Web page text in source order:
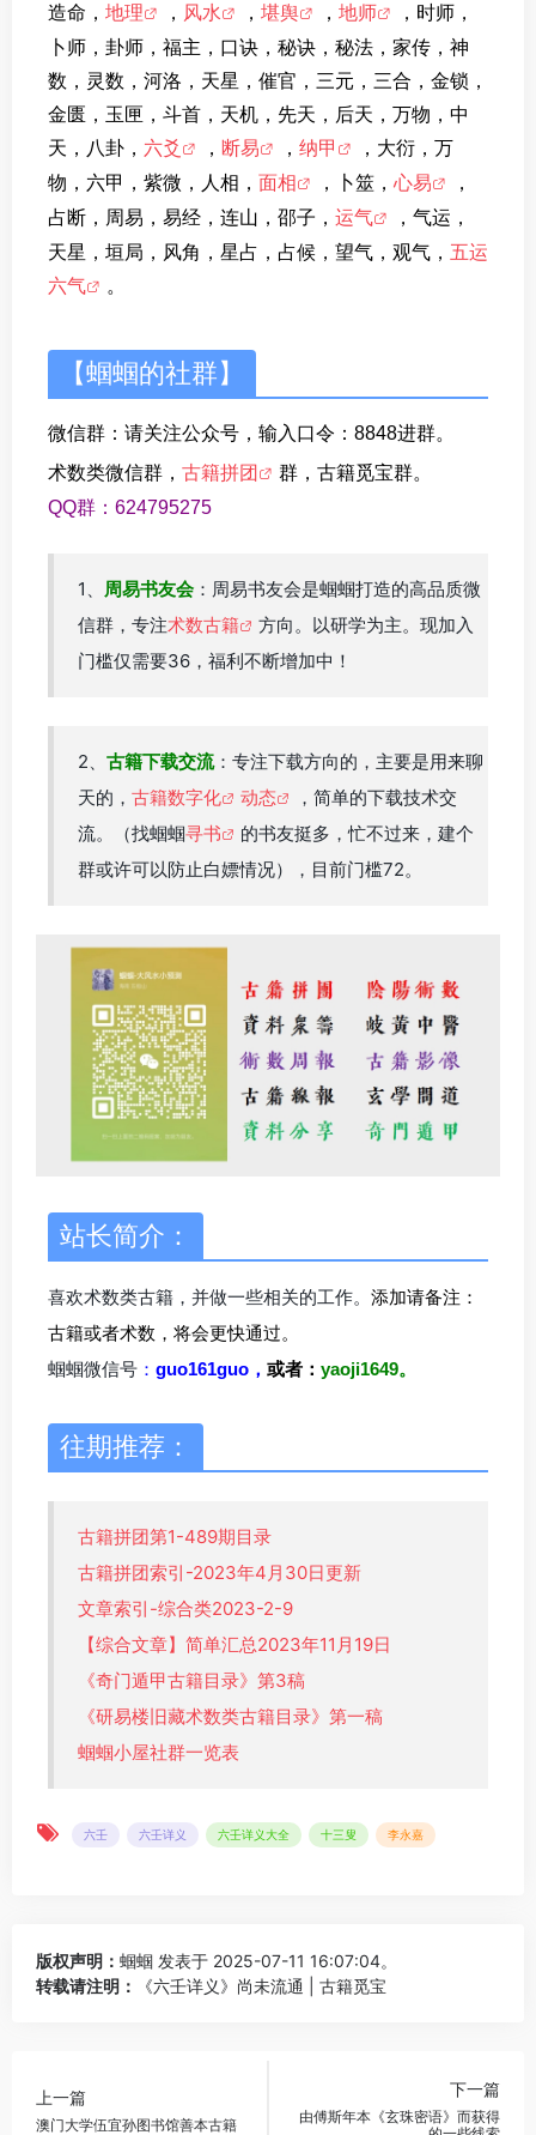
造命， 地理 ， 风水 ， 堪舆 ， 地师
，时师，
卜师，卦师，福主，口诀，秘诀，秘法，家传，神
数，灵数，河洛，天星，催官，三元，三合，金锁，
金匮，玉匣，斗首，天机，先天，后天，万物，中
天，八卦， 六爻 ， 断易 ， 纳甲
，大衍，万
物，六甲，紫微，人相， 面相 ，卜筮， 心易
，
占断，周易，易经，连山，邵子， 运气
，气运，
天星，垣局，风角，星占，占候，望气，观气， 五运
六气
。
【蝈蝈的社群】
微信群：请关注公众号，输入口令：8848进群。
术数类微信群， 古籍拼团
群，古籍觅宝群。
QQ群：624795275
1、 周易书友会 ：周易书友会是蝈蝈打造的高品质微
信群，专注术数古籍
方向。以研学为主。现加入
门槛仅需要36，福利不断增加中！
2、 古籍下载交流：专注下载方向的，主要是用来聊
天的， 古籍数字化 动态
，简单的下载技术交
流。（找蝈蝈寻书
的书友挺多，忙不过来，建个
群或许可以防止白嫖情况），目前门槛72。
站长简介：
喜欢术数类古籍，并做一些相关的工作。 添加请备注：
古籍或者术数，将会更快通过。
蝈蝈微信号 ： guo161guo， 或者： yaoji1649。
往期推荐：
古籍拼团第1-489期目录
古籍拼团索引-2023年4月30日更新
文章索引-综合类2023-2-9
【综合文章】简单汇总2023年11月19日
《奇门遁甲古籍目录》第3稿
《研易楼旧藏术数类古籍目录》第一稿
蝈蝈小屋社群一览表
六壬 六壬详义 六壬详义大全 十三叟 李永嘉
版权声明： 蝈蝈 发表于 2025-07-11 16:07:04。
转载请注明：
《六壬详义》尚未流通 | 古籍觅宝
上一篇
澳门大学伍宜孙图书馆善本古籍
下一篇
由傅斯年本《玄珠密语》而获得